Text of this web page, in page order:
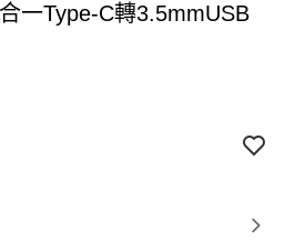
一Type-C轉3.5mmUSB